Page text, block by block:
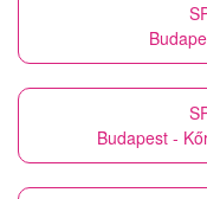
Budapest -